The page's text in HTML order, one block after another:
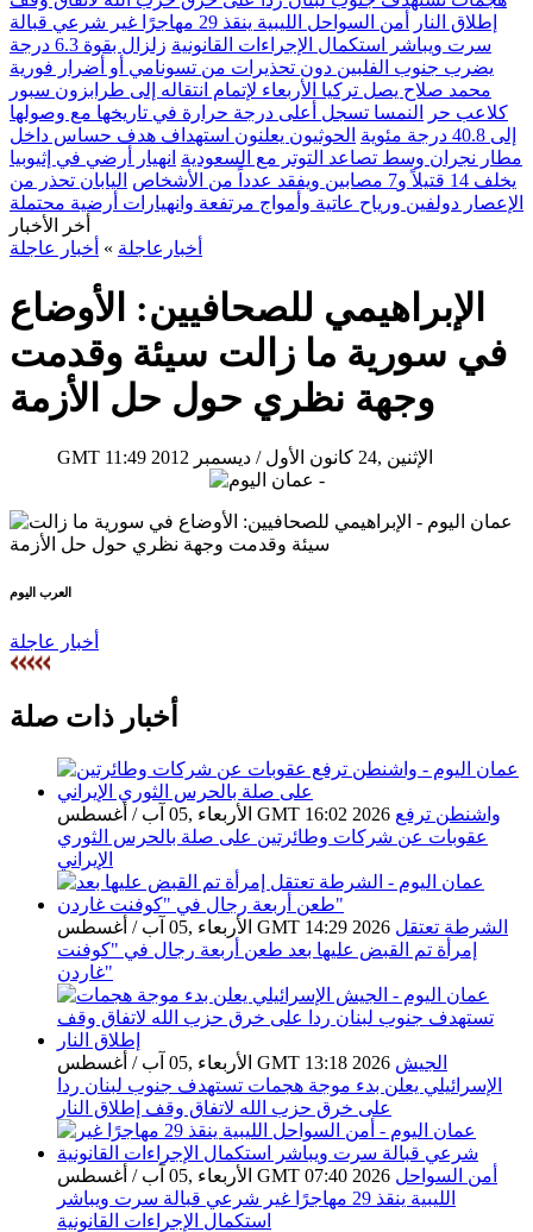
إطلاق النار
أمن السواحل الليبية ينقذ 29 مهاجرًا غير شرعي قبالة
سرت ويباشر استكمال الإجراءات القانونية
زلزال بقوة 6.3 درجة
يضرب جنوب الفلبين دون تحذيرات من تسونامي أو أضرار فورية
محمد صلاح يصل تركيا الأربعاء لإتمام انتقاله إلى طرابزون سبور
كلاعب حر
النمسا تسجل أعلى درجة حرارة في تاريخها مع وصولها
إلى 40.8 درجة مئوية
الحوثيون يعلنون استهداف هدف حساس داخل
مطار نجران وسط تصاعد التوتر مع السعودية انهيار أرضي في إثيوبيا
يخلف 14 قتيلاً و7 مصابين ويفقد عدداً من الأشخاص
اليابان تحذر من
الإعصار دولفين ورياح عاتية وأمواج مرتفعة وانهيارات أرضية محتملة
أخر الأخبار
أخبارعاجلة » أخبار عاجلة
الإبراهيمي للصحافيين: الأوضاع
في سورية ما زالت سيئة وقدمت
وجهة نظري حول حل الأزمة
GMT 11:49 2012 الإثنين ,24 كانون الأول / ديسمبر
العرب اليوم
أخبار عاجلة
أخبار ذات صلة
الأربعاء ,05 آب / أغسطس GMT 16:02 2026 واشنطن ترفع
عقوبات عن شركات وطائرتين على صلة بالحرس الثوري
الإيراني
الأربعاء ,05 آب / أغسطس GMT 14:29 2026 الشرطة تعتقل
إمرأة تم القبض عليها بعد طعن أربعة رجال في "كوفنت
غاردن"
الأربعاء ,05 آب / أغسطس GMT 13:18 2026 الجيش
الإسرائيلي يعلن بدء موجة هجمات تستهدف جنوب لبنان ردا
على خرق حزب الله لاتفاق وقف إطلاق النار
الأربعاء ,05 آب / أغسطس GMT 07:40 2026 أمن السواحل
الليبية ينقذ 29 مهاجرًا غير شرعي قبالة سرت ويباشر
استكمال الإجراءات القانونية